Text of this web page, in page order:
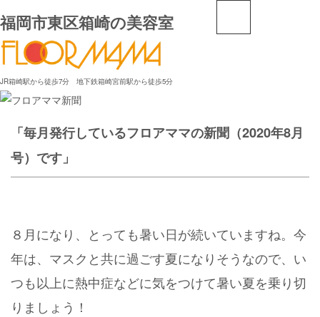
福岡市東区箱崎の美容室
JR箱崎駅から徒歩7分 地下鉄箱崎宮前駅から徒歩5分
「毎月発行しているフロアママの新聞（2020年8月
号）です」
８月になり、とっても暑い日が続いていますね。今
年は、マスクと共に過ごす夏になりそうなので、い
つも以上に熱中症などに気をつけて暑い夏を乗り切
りましょう！